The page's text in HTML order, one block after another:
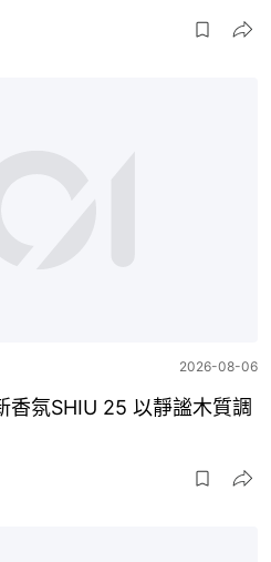
2026-08-06
香氛SHIU 25 以靜謐木質調